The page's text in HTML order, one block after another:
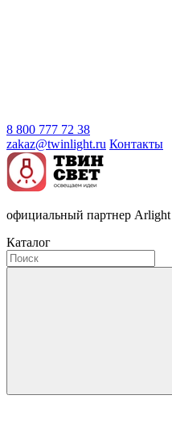
8 800 777 72 38
zakaz@twinlight.ru Контакты
официальный партнер Arlight
Каталог